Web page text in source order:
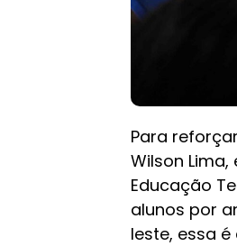
Para
Wilson
Educação
alunos por
leste, essa